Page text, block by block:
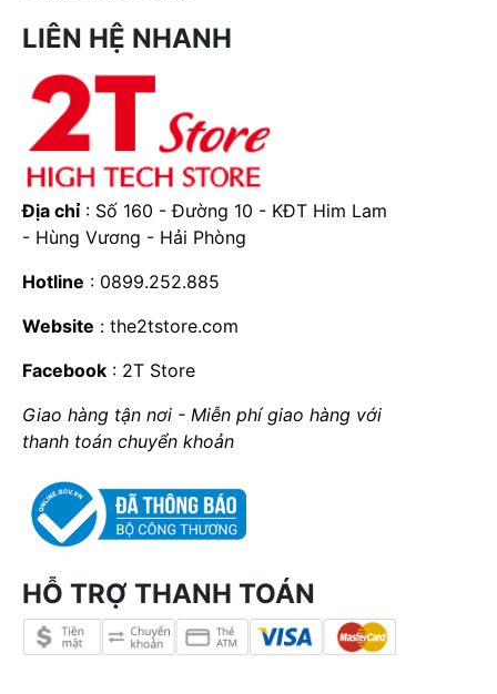
LIÊN HỆ NHANH
Địa chỉ: Số 160 - Đường 10 - KĐT Him Lam
- Hùng Vương - Hải Phòng
Hotline : 0899.252.885
Website :the2tstore.com
Facebook : 2T Store
Giao hàng tận nơi - Miễn phí giao hàng với
thanh toán chuyển khoản
HỖ TRỢ THANH TOÁN